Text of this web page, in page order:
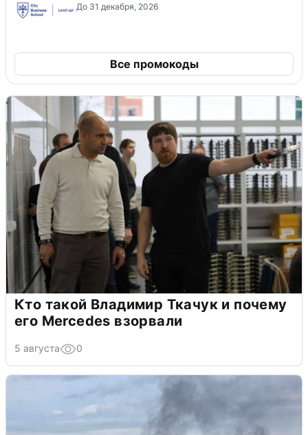
До 31 декабря, 2026
Все промокоды
Кто такой Владимир Ткачук и почему
его Mercedes взорвали
5 августа 0